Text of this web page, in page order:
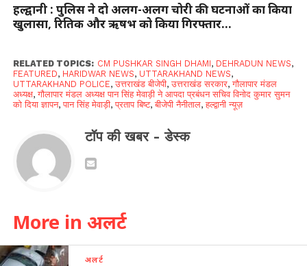
हल्द्वानी : पुलिस ने दो अलग-अलग चोरी की घटनाओं का किया
खुलासा, रितिक और ऋषभ को किया गिरफ्तार…
RELATED TOPICS: CM PUSHKAR SINGH DHAMI, DEHRADUN NEWS,
FEATURED, HARIDWAR NEWS, UTTARAKHAND NEWS,
UTTARAKHAND POLICE,उत्तराखंड बीजेपी,उत्तराखंड सरकार,गौलापार मंडल
अध्यक्ष,गौलापार मंडल अध्यक्ष पान सिंह मेवाड़ी ने आपदा प्रबंधन सचिव विनोद कुमार सुमन
को दिया ज्ञापन,पान सिंह मेवाड़ी,प्रताप बिष्ट,बीजेपी नैनीताल,हल्द्वानी न्यूज़
टॉप की खबर - डेस्क
More in अलर्ट
अलर्ट